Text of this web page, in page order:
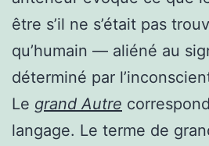
être s’il ne s’était pas
qu’humain — aliéné au
déterminé par
Le grand Autre
langage. Le terme de